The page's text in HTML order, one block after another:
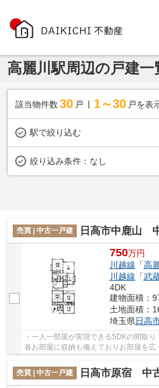
高麗川駅周辺の戸建一
該当物件数 30 戸 1～30 戸を表
駅で絞り込む
絞り込み条件： なし
売買 | 中古一戸建 日高市中鹿山
750万円
川越線 「高
川越線 「武
4DK
建物面積：
土地面積：
埼玉県日高
・一人一部屋が実現できる5DKの間取り
各お部屋に収納も備えておりお部屋を広
で
売買 | 中古一戸建
日高市原宿 中